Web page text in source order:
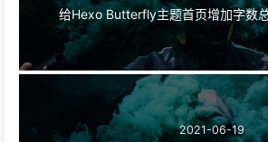
给Hexo Butterfly主题首页增加字数
2021-06-19